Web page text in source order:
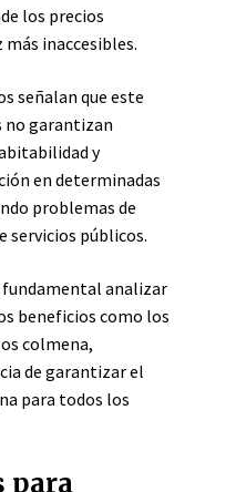
los precios
inaccesibles.
señalan que este
no garantizan
y
en determinadas
problemas de
servicios públicos.
fundamental analizar
beneficios como los
colmena,
de garantizar el
para todos los
para